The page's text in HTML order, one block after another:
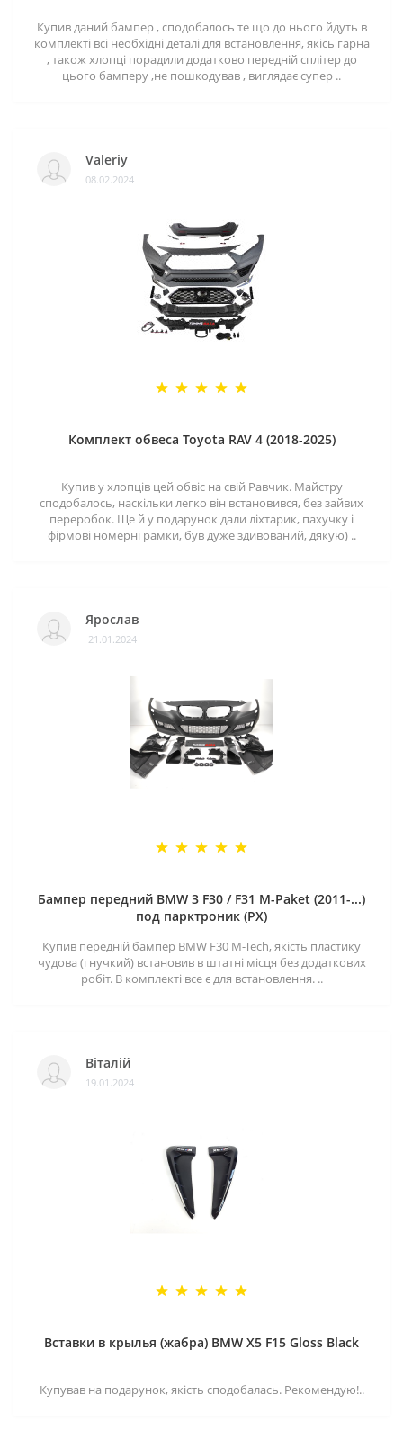
Купив даний бампер , сподобалось те що до нього йдуть в
комплекті всі необхідні деталі для встановлення, якісь гарна
, також хлопці порадили додатково передній сплітер до
цього бамперу ,не пошкодував , виглядає супер ..
Valeriy
08.02.2024
Комплект обвеса Toyota RAV 4 (2018-2025)
Купив у хлопців цей обвіс на свій Равчик. Майстру
сподобалось, наскільки легко він встановився, без зайвих
переробок. Ще й у подарунок дали ліхтарик, пахучку і
фірмові номерні рамки, був дуже здивований, дякую) ..
Ярослав
21.01.2024
Бампер передний BMW 3 F30 / F31 M-Paket (2011-...)
под парктроник (PX)
Купив передній бампер BMW F30 M-Tech, якість пластику
чудова (гнучкий) встановив в штатні місця без додаткових
робіт. В комплекті все є для встановлення. ..
Віталій
19.01.2024
Вставки в крылья (жабра) BMW X5 F15 Gloss Black
Купував на подарунок, якість сподобалась. Рекомендую!..